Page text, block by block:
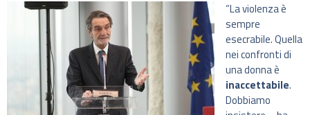
“La violenza è
sempre
esecrabile. Quella
nei confronti di
una donna è
inaccettabile.
Dobbiamo